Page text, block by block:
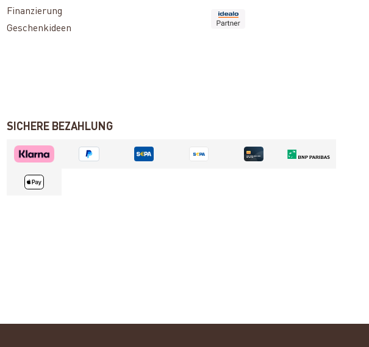
Finanzierung
Geschenkideen
SICHERE BEZAHLUNG